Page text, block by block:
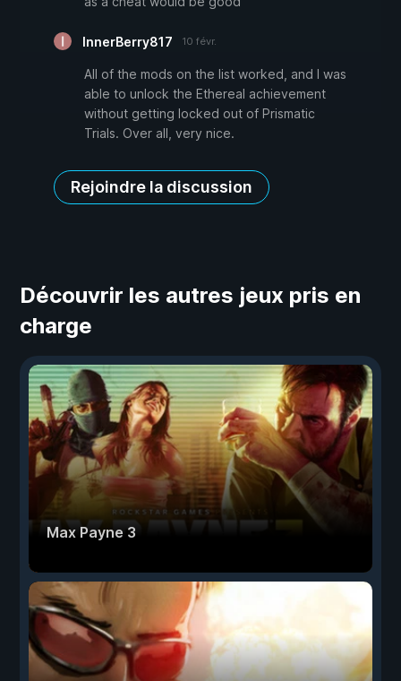
InnerBerry817 10 févr.
All of the mods on the list worked, and I was
able to unlock the Ethereal achievement
without getting locked out of Prismatic
Trials. Over all, very nice.
Rejoindre la discussion
Découvrir les autres jeux pris en
charge
Max Payne 3